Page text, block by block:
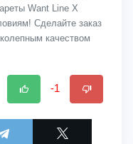
Want Line X
Сделайте заказ
качеством
-1